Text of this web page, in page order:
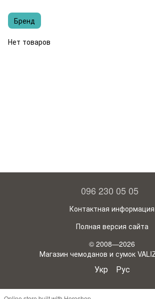
Бренд
Нет товаров
096 230 05 05
Контактная информация
Полная версия сайта
© 2008—2026
Магазин чемоданов и сумок
Укр Рус